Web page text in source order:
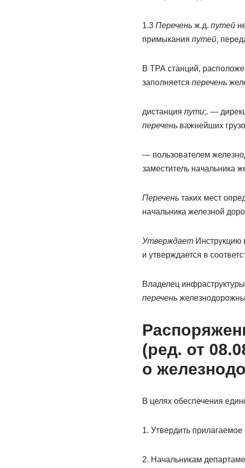
1.3 Переченьж.д. путей
примыкания путей,
В ТРА станций,
заполняется перечень
дистанция пути;. —
переченьважнейших
— пользователем
заместитель начальника
Переченьтаких мест
начальника железной
УтверждаетИнструкцию
и утверждается в
Владелец
перечень
(ред. от
о
В целях обеспечения
1. Утвердить
2. Начальникам